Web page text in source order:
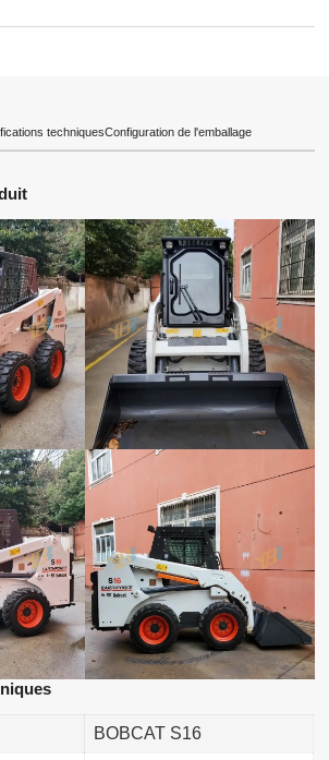
techniquesConfiguration de l'emballage
BOBCAT S16